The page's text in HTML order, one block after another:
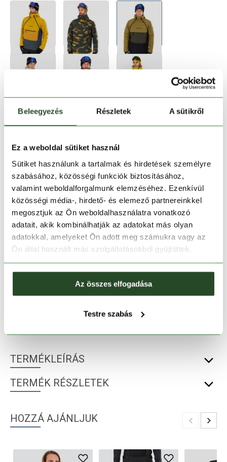
Beleegyezés Részletek A sütikről
Ez a weboldal sütiket használ
Sütiket használunk a tartalmak és hirdetések személyre
szabásához, közösségi funkciók biztosításához,
valamint weboldalforgalmunk elemzéséhez. Ezenkívül
közösségi média-, hirdető- és elemező partnereinkkel
megosztjuk az Ön weboldalhasználatra vonatkozó
adatait, akik kombinálhatják az adatokat más olyan
adatokkal, amelyeket Ön adott meg számukra vagy az
Ön által használt más szolgáltatásokból gyűjtöttek.
Az összes elfogadása
Testre szabás
TERMÉKLEÍRÁS
TERMÉK RÉSZLETEK
Méret: Mérettáblázat
L XL XXL
Kosárba teszem
Melyik üzletben elérhető|Foglalás
HOZZÁ AJÁNLJUK